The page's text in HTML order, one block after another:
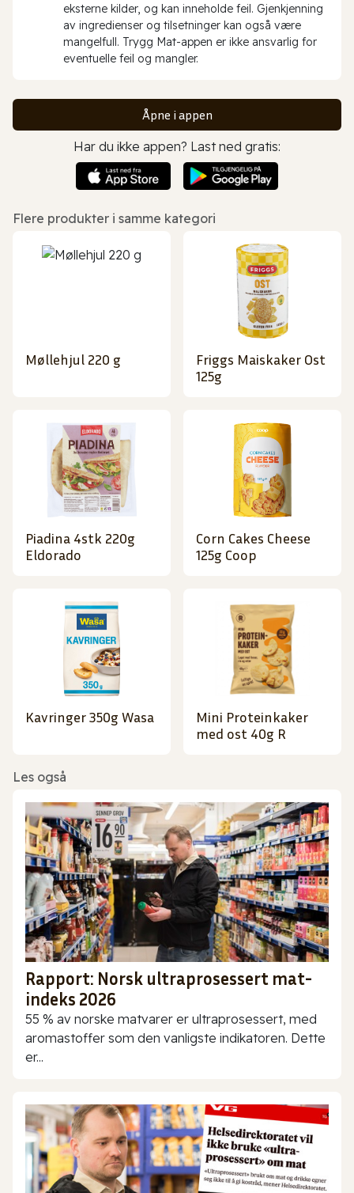
eksterne kilder, og kan inneholde feil. Gjenkjenning
av ingredienser og tilsetninger kan også være
mangelfull. Trygg Mat-appen er ikke ansvarlig for
eventuelle feil og mangler.
Åpne i appen
Har du ikke appen? Last ned gratis:
Flere produkter i samme kategori
Møllehjul 220 g
Friggs Maiskaker Ost
125g
Piadina 4stk 220g
Eldorado
Corn Cakes Cheese
125g Coop
Kavringer 350g Wasa
Mini Proteinkaker
med ost 40g R
Les også
Rapport: Norsk ultraprosessert mat-
indeks 2026
55 % av norske matvarer er ultraprosessert, med
aromastoffer som den vanligste indikatoren. Dette
er...